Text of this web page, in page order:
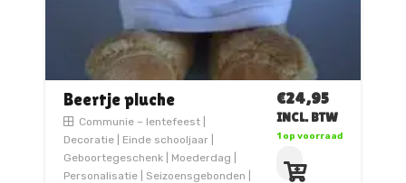
Beertje pluche
Communie – lentefeest|
Decoratie
Einde schooljaar
Geboortegeschenk
Moederdag
Personalisatie
Seizoensgebonden
€24,95
INCL. BTW
1 op voorraad